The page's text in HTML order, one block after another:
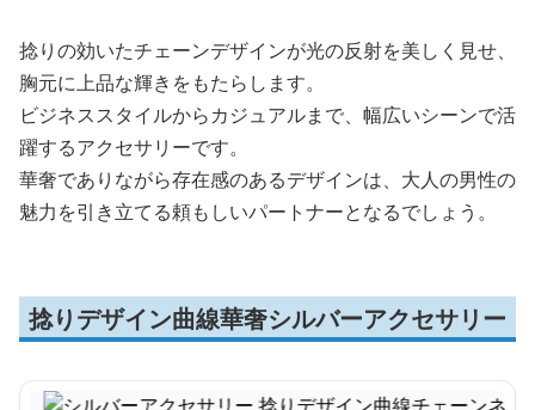
捻りの効いたチェーンデザインが光の反射を美しく見せ、
胸元に上品な輝きをもたらします。
ビジネススタイルからカジュアルまで、幅広いシーンで活
躍するアクセサリーです。
華奢でありながら存在感のあるデザインは、大人の男性の
魅力を引き立てる頼もしいパートナーとなるでしょう。
捻りデザイン曲線華奢シルバーアクセサリー